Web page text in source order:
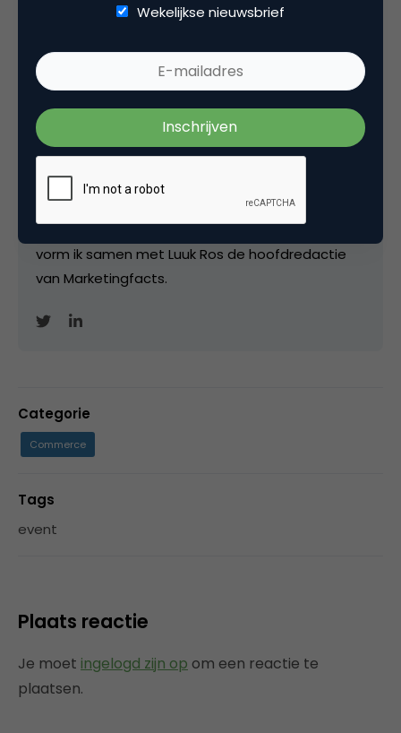
Editor-in-Chief bijMarketingfacts
Van april 2007 tot juni 2011 was ik freelance
editor/ communitymanager / hoofdredacteur bij
Marketingfacts. Tussendoor werkte ik bij Insites
Consulting, IDG Nederland, Saatchi&Saatchi;/Leo
Burnett (voor Samsung) en voor
onderzoeksbureau WUA. Vanaf 1 november 2021
vorm ik samen met Luuk Ros de hoofdredactie
van Marketingfacts.
Categorie
Commerce
Tags
event
Plaats reactie
Je moet ingelogd zijn op om een reactie te
plaatsen.
Wekelijkse nieuwsbrief